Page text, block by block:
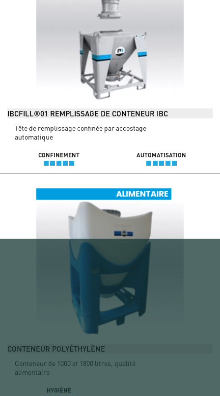
IBCFILL®01 REMPLISSAGE DE CONTENEUR IBC
Tête de remplissage confinée par accostage
automatique
CONFINEMENT AUTOMATISATION
CONTENEUR POLYÉTHYLÈNE
Conteneur de 1000 et 1800 litres, qualité
alimentaire
HYGIÈNE